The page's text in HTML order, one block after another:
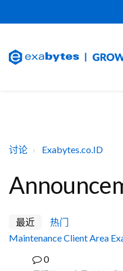
讨论 Exabytes.co.ID
最近
热门
Maintenance Client Area
0